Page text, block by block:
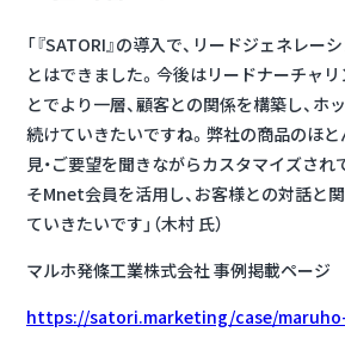
「『SATORI』の導入で、リードジェネレー
とはできました。今後はリードナーチャ
とでより一層、顧客との関係を構築し、ホ
続けていきたいですね。弊社の商品のほと
見・ご要望を聞きながらカスタマイズされ
そMnet会員を活用し、お客様との対話と
ていきたいです」（木村 氏）
マルホ発條工業株式会社 事例掲載ページ
https://satori.marketing/case/